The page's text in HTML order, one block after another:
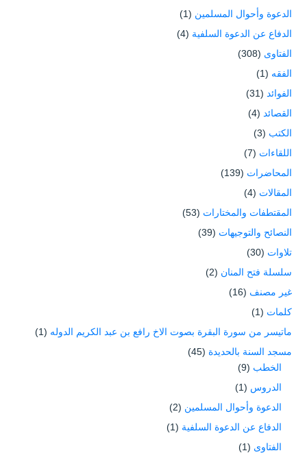
الدعوة وأحوال المسلمين (1)
الدفاع عن الدعوة السلفية (4)
الفتاوى (308)
الفقه (1)
الفوائد (31)
القصائد (4)
الكتب (3)
اللقاءات (7)
المحاضرات (139)
المقالات (4)
المقتطفات والمختارات (53)
النصائح والتوجيهات (39)
تلاوات (30)
سلسلة فتح المنان (2)
غير مصنف (16)
كلمات (1)
ماتيسر من سورة البقرة بصوت الاخ رافع بن عبد الكريم الدوله (1)
مسجد السنة بالحديدة (45)
الخطب (9)
الدروس (1)
الدعوة وأحوال المسلمين (2)
الدفاع عن الدعوة السلفية (1)
الفتاوى (1)